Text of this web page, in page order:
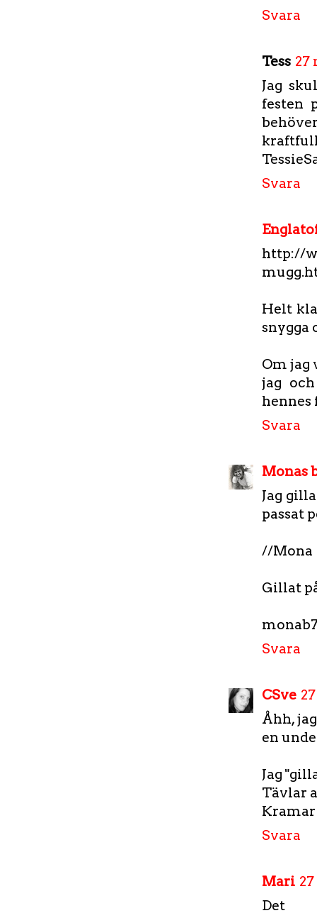
Svara
Tess 27
Jag
festen
Svara
http://
Helt
snygga
Om jag
jag
hennes
Svara
Monas
Jag
passat
//Mona
Gillat
Svara
CSve
Åhh,
en
Jag
Tävlar
Svara
Mari